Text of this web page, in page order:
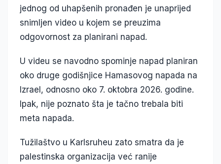
jednog od uhapšenih pronađen je unaprijed
snimljen video u kojem se preuzima
odgovornost za planirani napad.
U videu se navodno spominje napad planiran
oko druge godišnjice Hamasovog napada na
Izrael, odnosno oko 7. oktobra 2026. godine.
Ipak, nije poznato šta je tačno trebala biti
meta napada.
Tužilaštvo u Karlsruheu zato smatra da je
palestinska organizacija već ranije